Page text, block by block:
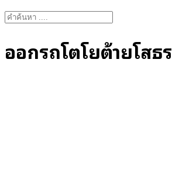
Search
ออกรถโตโยต้ายโสธร